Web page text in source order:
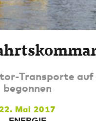
Transporte
begonnen
Mai 2017